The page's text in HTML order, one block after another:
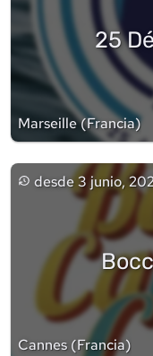
25
Marseille(Francia)
desde3 junio,
Cannes(Francia)